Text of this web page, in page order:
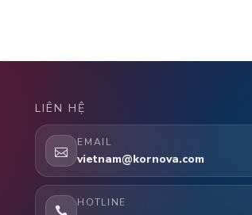
LIÊN HỆ
EMAIL
vietnam@kornova.com
HOTLINE